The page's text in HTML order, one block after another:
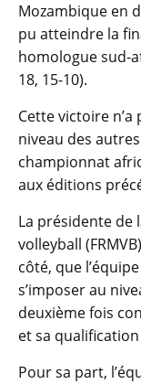
Mozambique en
pu atteindre la
homologue sud-
18, 15-10).
Cette victoire
niveau des
championnat
aux éditions
La présidente de
volleyball
côté, que
s’imposer au
deuxième fois
et sa qualification
Pour sa part,